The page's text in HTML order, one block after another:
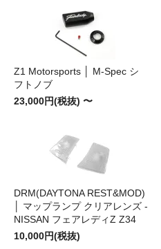
Z1 Motorsports │ M-Spec シ
フトノブ
23,000円(税抜) 〜
DRM(DAYTONA REST&MOD)
│ マップランプ クリアレンズ -
NISSAN フェアレディZ Z34
10,000円(税抜)